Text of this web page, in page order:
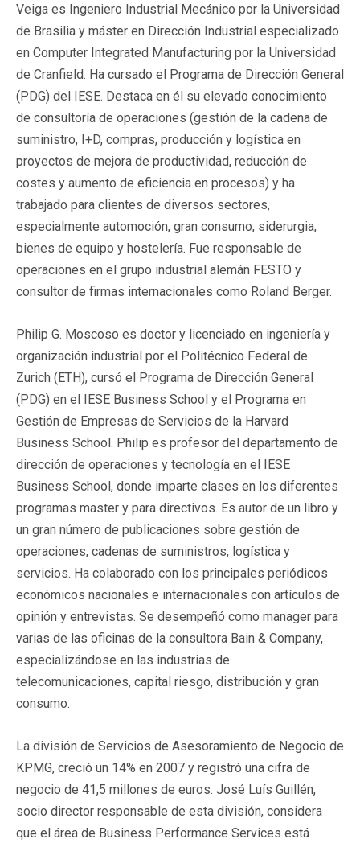
Veiga es Ingeniero Industrial Mecánico por la Universidad
de Brasilia y máster en Dirección Industrial especializado
en Computer Integrated Manufacturing por la Universidad
de Cranfield. Ha cursado el Programa de Dirección General
(PDG) del IESE. Destaca en él su elevado conocimiento
de consultoría de operaciones (gestión de la cadena de
suministro, I+D, compras, producción y logística en
proyectos de mejora de productividad, reducción de
costes y aumento de eficiencia en procesos) y ha
trabajado para clientes de diversos sectores,
especialmente automoción, gran consumo, siderurgia,
bienes de equipo y hostelería. Fue responsable de
operaciones en el grupo industrial alemán FESTO y
consultor de firmas internacionales como Roland Berger.
Philip G. Moscoso es doctor y licenciado en ingeniería y
organización industrial por el Politécnico Federal de
Zurich (ETH), cursó el Programa de Dirección General
(PDG) en el IESE Business School y el Programa en
Gestión de Empresas de Servicios de la Harvard
Business School. Philip es profesor del departamento de
dirección de operaciones y tecnología en el IESE
Business School, donde imparte clases en los diferentes
programas master y para directivos. Es autor de un libro y
un gran número de publicaciones sobre gestión de
operaciones, cadenas de suministros, logística y
servicios. Ha colaborado con los principales periódicos
económicos nacionales e internacionales con artículos de
opinión y entrevistas. Se desempeñó como manager para
varias de las oficinas de la consultora Bain & Company,
especializándose en las industrias de
telecomunicaciones, capital riesgo, distribución y gran
consumo.
La división de Servicios de Asesoramiento de Negocio de
KPMG, creció un 14% en 2007 y registró una cifra de
negocio de 41,5 millones de euros. José Luís Guillén,
socio director responsable de esta división, considera
que el área de Business Performance Services está